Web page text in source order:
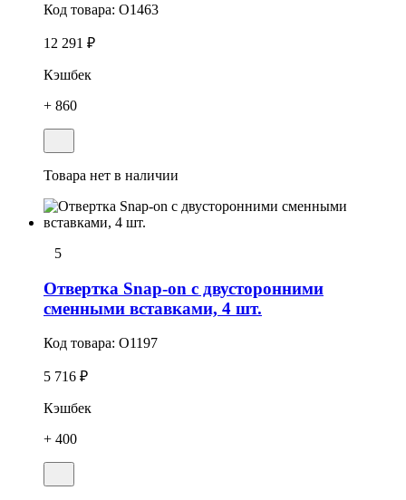
Код товара: O1463
12 291 ₽
Кэшбек
+ 860
Товара нет в наличии
5
Отвертка Snap-on с двусторонними
сменными вставками, 4 шт.
Код товара: O1197
5 716 ₽
Кэшбек
+ 400